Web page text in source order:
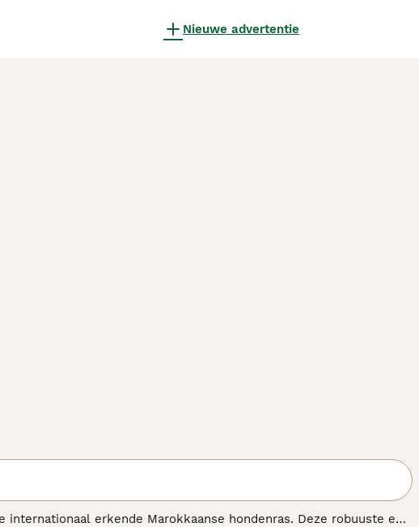
Nieuwe advertentie
erkende Marokkaanse hondenras. Deze robuuste en